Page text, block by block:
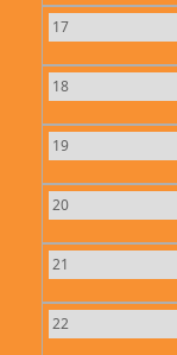
17
18
19
20
21
22